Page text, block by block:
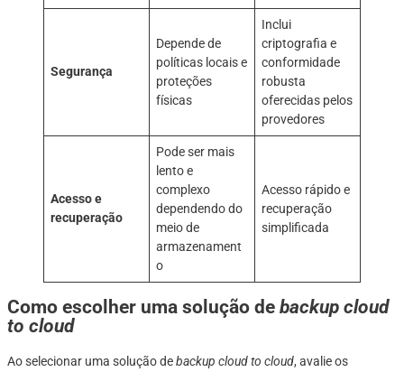
Segurança
Depende de
políticas locais e
proteções
físicas
Inclui
criptografia e
conformidade
robusta
oferecidas pelos
provedores
Acesso e
recuperação
Pode ser mais
lento e
complexo
dependendo do
meio de
armazenament
o
Acesso rápido e
recuperação
simplificada
Como escolher uma solução de backup cloud
to cloud
Ao selecionar uma solução debackup cloud to cloud, avalie os